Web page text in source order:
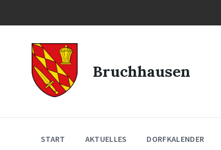
content
main
footer
Bruchhausen
START AKTUELLES DORFKALENDER